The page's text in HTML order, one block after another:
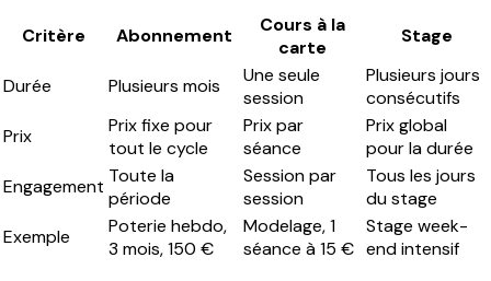
Critère Abonnement
Cours à la
carte
Stage
Durée Plusieurs mois
Une seule
session
Plusieurs jours
consécutifs
Prix
Prix fixe pour
tout le cycle
Prix par
séance
Prix global
pour la durée
Engagement Toute la
période
Session par
session
Tous les jours
du stage
Exemple
Poterie hebdo,
3 mois, 150 €
Modelage, 1
séance à 15 €
Stage week-
end intensif